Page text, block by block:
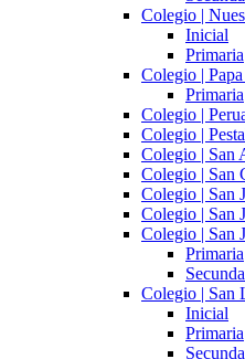
Colegio |
Inicial
Primaria
Colegio |
Primaria
Colegio |
Colegio |
Colegio | San
Colegio | San
Colegio | San
Colegio | San
Colegio | San
Primaria
Colegio | San
Inicial
Primaria